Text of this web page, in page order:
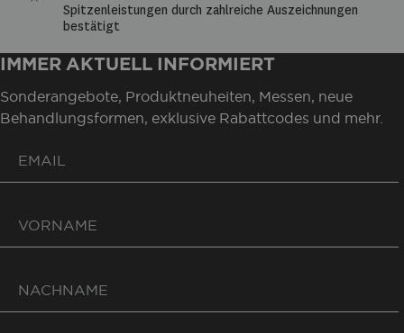
Spitzenleistungen durch zahlreiche Auszeichnungen
bestätigt
IMMER AKTUELL INFORMIERT
Sonderangebote, Produktneuheiten, Messen, neue
Behandlungsformen, exklusive Rabattcodes und mehr.